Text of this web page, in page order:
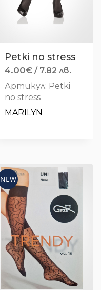
Petki no stress
4.00€ / 7.82 лв.
Артикул: Petki
no stress
MARILYN
NEW